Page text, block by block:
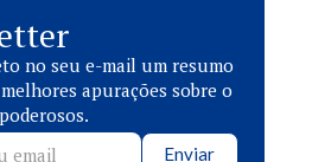
no seu e-mail um resumo
apurações sobre o
Enviar